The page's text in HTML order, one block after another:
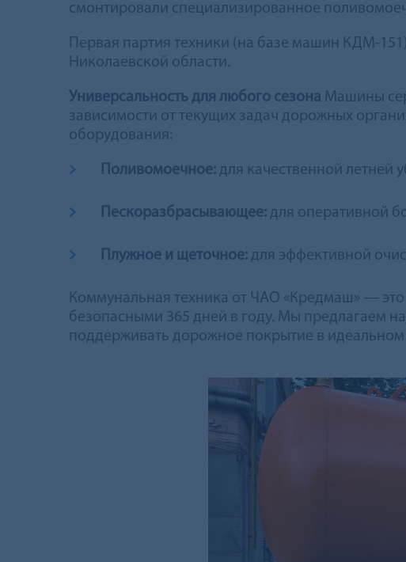
смонтировали специализированное
Первая партия техники (на базе машин КДМ-
Николаевской области.
Универсальность для любого сезона Машины
зависимости от текущих задач дорожных
оборудования:
Поливомоечное: для качественной летней
Пескоразбрасывающее: для оперативной
Плужное и щеточное: для эффективной
Коммунальная техника от ЧАО «Кредмаш» — это
безопасными 365 дней в году. Мы предлагаем
поддерживать дорожное покрытие в